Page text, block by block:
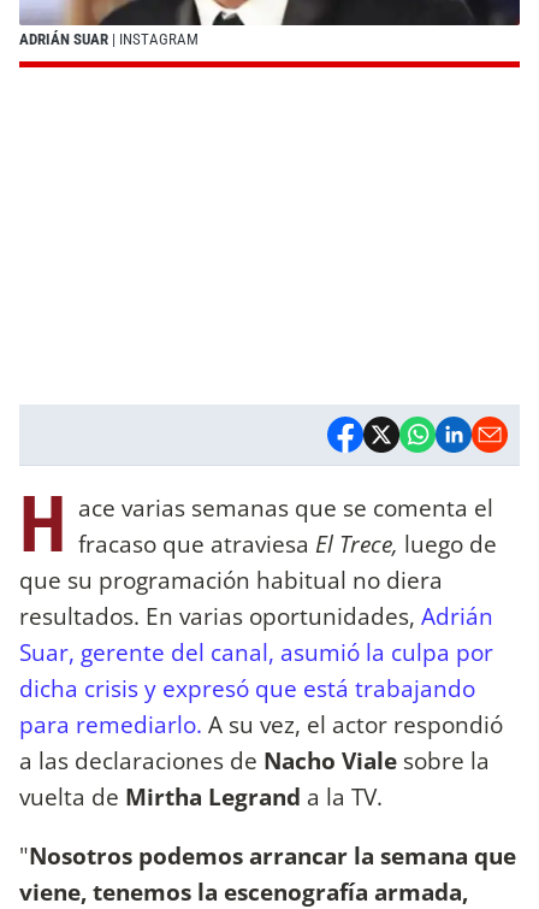
ADRIÁN SUAR | INSTAGRAM
H ace varias semanas que se comenta el
fracaso que atraviesa El Trece, luego de
que su programación habitual no diera
resultados. En varias oportunidades, Adrián
Suar, gerente del canal, asumió la culpa por
dicha crisis y expresó que está trabajando
para remediarlo. A su vez, el actor respondió
a las declaraciones de Nacho Viale sobre la
vuelta de Mirtha Legrand a la TV.
"Nosotros podemos arrancar la semana que
viene, tenemos la escenografía armada,